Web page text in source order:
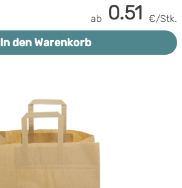
ab 0.51 €/Stk.
In den Warenkorb